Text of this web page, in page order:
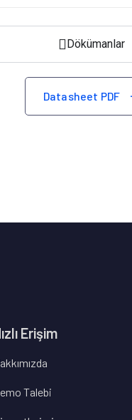
Dökümanlar
Datasheet PDF
Erişim
Talebi